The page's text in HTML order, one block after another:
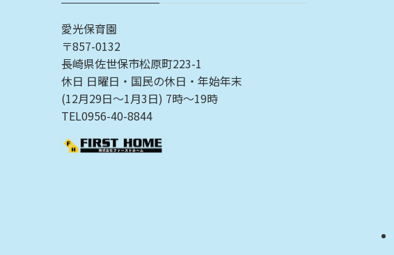
愛光保育園
〒857-0132
長崎県佐世保市松原町223-1
休日 日曜日・国民の休日・年始年末
(12月29日〜1月3日) 7時〜19時
TEL0956-40-8844